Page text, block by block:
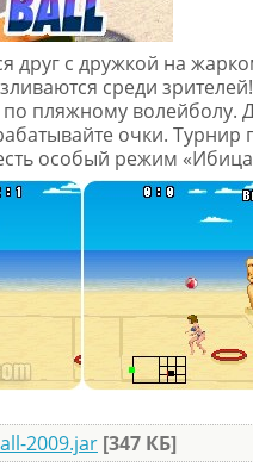
друг с дружкой на
среди
пляжному волейболу.
очки. Турнир
особый режим
2009.jar [347 КБ]